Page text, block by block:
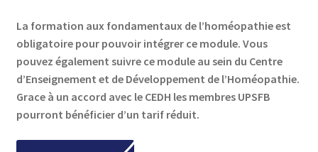
La formation aux fondamentaux de l’homéopathie est
obligatoire pour pouvoir intégrer ce module. Vous
pouvez également suivre ce module au sein du Centre
d’Enseignement et de Développement de l’Homéopathie.
Grace à un accord avec le CEDH les membres UPSFB
pourront bénéficier d’un tarif réduit.